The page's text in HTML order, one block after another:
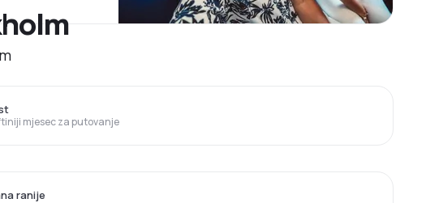
mjesec za putovanje
ranije